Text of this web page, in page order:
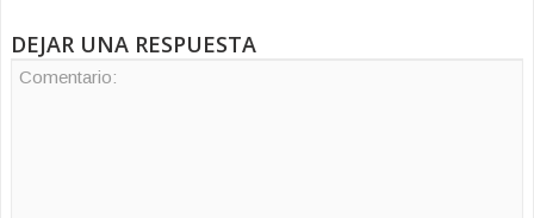
DEJAR UNA RESPUESTA